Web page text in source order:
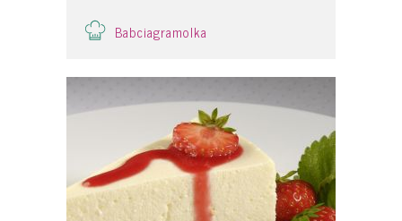
Babciagramolka